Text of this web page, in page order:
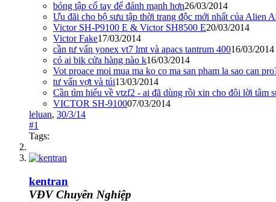
bóng tập cổ tay để đánh mạnh hơn26/03/2014
Ưu đãi cho bộ sưu tập thời trang độc mới nhất của Alien
Victor SH-P9100 E & Victor SH8500 E20/03/2014
Victor Fake17/03/2014
cần tư vấn yonex vt7 lmt và apacs tantrum 40016/03/2014
có ai bik cửa hàng nào k16/03/2014
Vot proace moi mua ma ko co ma san pham la sao can
tư vấn vợt và túi13/03/2014
Cần tìm hiểu về vtzf2 - ai đã dùng rồi xin cho đôi lời tâm
VICTOR SH-910007/03/2014
leluan, 30/3/14
#1
Tags:
kentran
VĐV Chuyên Nghiệp